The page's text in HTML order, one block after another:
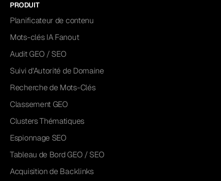
PRODUIT
Planificateur de contenu
Mots-clés IA Fanout
Audit GEO / SEO
Suivi d'Autorité de Domaine
Recherche de Mots-Clés
Classement GEO
Clusters Thématiques
Espionnage SEO
Tableau de Bord GEO / SEO
Acquisition de Backlinks